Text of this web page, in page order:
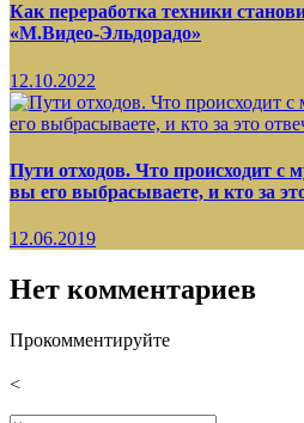
Как переработка техники
«М.Видео-Эльдорадо»
12.10.2022
Пути отходов. Что происходит с
вы его выбрасываете, и кто за
12.06.2019
Нет комментариев
Прокомментируйте
<